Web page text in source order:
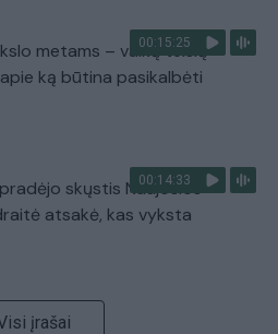
00:15:25
metams – vaikų teisių
ką būtina pasikalbėti
00:14:33
skųstis Naujosios
atsakė, kas vyksta
įrašai